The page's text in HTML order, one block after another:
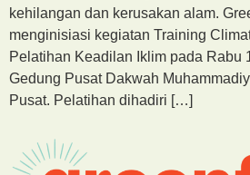
kehilangan dan kerusakan alam.
menginisiasi kegiatan Training
Pelatihan Keadilan Iklim pada Rabu
Gedung Pusat Dakwah
Pusat. Pelatihan dihadiri […]